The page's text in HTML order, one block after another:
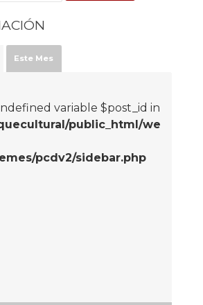
Este Mes
variable $post_id in
public_html/we
pcdv2/sidebar.php